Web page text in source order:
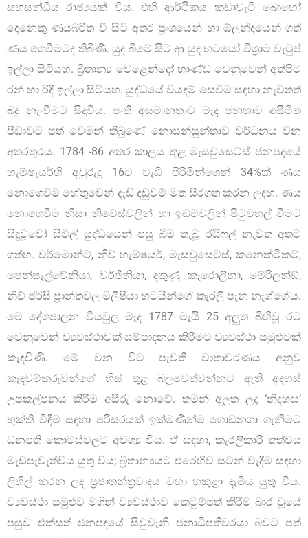
සහසන්ධීය රාජ්‍යයක් විය. එහි ආර්ථිකය කඩාවැටී බොහෝ
දෙනෙකු ණයබරිත වී සිටි අතර ප්‍රංශයෙන් හා ඕලන්දයෙන් ගත්
ණය ගෙවීමටද තිබිණි. යුද බිමේ සිට ආ යුද භටයෝ විශ්‍රාම වැටුප්
ඉල්ලා සිටියහ. බ්‍රිතාන්‍ය වෙළෙන්දෝ භාණ්ඩ වෙනුවෙන් අත්පිට
රන් හා රිදී ඉල්ලා සිටියහ. යුද්ධයේ වියදම් සෙවීම සඳහා නැවතත්
බදු නැංවීමට සිදුවිය. පංති අසමානතාව මැද ජනතාව අසීමිත
පීඩාවට පත් වෙමින් තිබුණේ නොසන්සුන්තාව වර්ධනය වන
අතරතුරය. 1784 -86 අතර කාලය තුළ මැසචුසෙට්ස් ජනපදයේ
හැම්ෂැයර්හි අවුරුදු 16ට වැඩි පිරිමින්ගෙන් 34%ක් ණය
නොගෙවීම හේතුවෙන් දැඩි දඬුවම් මත සිරගත කරන ලදහ. ණය
නොගෙවීම නිසා නිවෙස්වලින් හා ඉඩම්වලින් පිටුවහල් වීමට
සිදුවූවෝ සිවිල් යුද්ධයෙන් පසු බිම තැබූ රයිෆල් නැවත අතට
ගත්හ. වර්මොන්ට්, නිව් හැම්ෂයර්, මැසචුසෙට්ස්, කනෙක්ටිකට්,
පෙන්සැල්වේනියා, වර්ජිනියා, දකුණු කැරොලිනා, මේරිලන්ඞ්,
නිව් ජර්සි ප්‍රාන්තවල මිලීෂියා භටයින්ගේ කැරලි පැන නැග්ගේය.
මේ දේශපාලන වියවුල මැද 1787 මැයි 25 අලුත බිහිවූ රට
වෙනුවෙන් ව්‍යවස්ථාවක් සම්පාදනය කිරීමට ව්‍යවස්ථා සමුළුවක්
කැඳවිණි. මේ වන විට පැවති වාතාවරණය අනුව
කැඳවුම්කරුවන්ගේ හිස් තුළ බලපවත්වන්නට ඇති අදහස්
උපකල්පනය කිරීම අසීරු නොවේ. තමන් අලුත ලද ‘නිදහස’
භුක්ති විඳීම සඳහා පරිසරයක් ඉක්මණින්ම ගොඩනගා ගැනීමට
ධනපති කොටස්වලට අවශ්‍ය විය. ඒ සඳහා, කැරලිකාරී තත්වය
මැඩපැවැත්විය යුතු විය; බ්‍රිතාන්‍යයට එරෙහිව සටන් වැදීම සඳහා
ලිහිල් කරන ලද ප්‍රජාතන්ත්‍රවාදය වහා හකුළා දැමිය යුතු විය.
ව්‍යවස්ථා සමුළුව මගින් ව්‍යවස්ථාව කෙටුම්පත් කිරීම බාර වූයේ
පසුව එක්සත් ජනපදයේ සිවුවැනි ජනාධිපතිවරයා බවට පත්